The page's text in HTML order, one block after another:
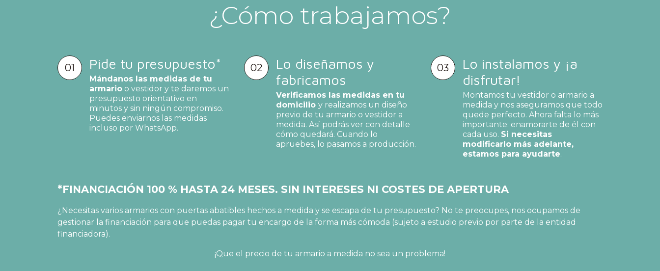
¿Cómo trabajamos?
01 Pide tu presupuesto*
Mándanos las medidas de tu
armario o vestidor y te daremos un
presupuesto orientativo en
minutos y sin ningún compromiso.
Puedes enviarnos las medidas
incluso por WhatsApp.
02
Lo diseñamos y
fabricamos
Verificamos las medidas en tu
domicilio y realizamos un diseño
previo de tu armario o vestidor a
medida. Así podrás ver con detalle
cómo quedará. Cuando lo
apruebes, lo pasamos a producción.
03
Lo instalamos y ¡a
disfrutar!
Montamos tu vestidor o armario a
medida y nos aseguramos que todo
quede perfecto. Ahora falta lo más
importante: enamorarte de él con
cada uso. Si necesitas
modificarlo más adelante,
estamos para ayudarte.
*FINANCIACIÓN 100 % HASTA 24 MESES. SIN INTERESES NI COSTES DE APERTURA
¿Necesitas varios armarios con puertas abatibles hechos a medida y se escapa de tu presupuesto? No te preocupes, nos ocupamos de
gestionar la financiación para que puedas pagar tu encargo de la forma más cómoda (sujeto a estudio previo por parte de la entidad
financiadora).
¡Que el precio de tu armario a medida no sea un problema!